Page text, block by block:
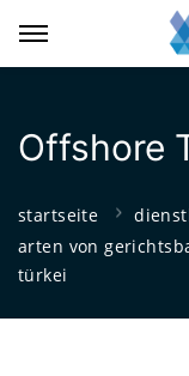
Offshore
startseite
arten von
türkei